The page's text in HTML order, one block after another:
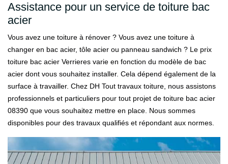
Assistance pour un service de toiture bac
acier
Vous avez une toiture à rénover ? Vous avez une toiture à
changer en bac acier, tôle acier ou panneau sandwich ? Le prix
toiture bac acier Verrieres varie en fonction du modèle de bac
acier dont vous souhaitez installer. Cela dépend également de la
surface à travailler. Chez DH Tout travaux toiture, nous assistons
professionnels et particuliers pour tout projet de toiture bac acier
08390 que vous souhaitez mettre en place. Nous sommes
disponibles pour des travaux qualifiés et répondant aux normes.